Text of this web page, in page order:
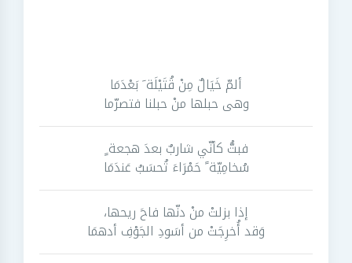
ألمّ خَيَالٌ مِنْ قُتَيْلَة َ بَعْدَمَا
وهى حبلها منْ حبلنا فتصرّما
فبتُّ كأنّي شاربٌ بعدَ هجعة ٍ
سُخامِيّة ً حَمْرَاءَ تُحسَبُ عَندَمَا
إذا بزلتْ منْ دنّها فاحَ ريحها،
وَقد أُخرِجَتْ من أسَودِ الجَوْفِ أدهمَا